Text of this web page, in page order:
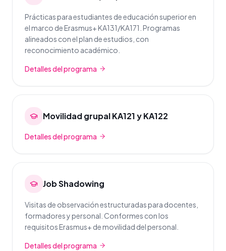
Prácticas para estudiantes de educación superior en
el marco de Erasmus+ KA131/KA171. Programas
alineados con el plan de estudios, con
reconocimiento académico.
Detalles del programa
Movilidad grupal KA121 y KA122
Detalles del programa
Job Shadowing
Visitas de observación estructuradas para docentes,
formadores y personal. Conformes con los
requisitos Erasmus+ de movilidad del personal.
Detalles del programa